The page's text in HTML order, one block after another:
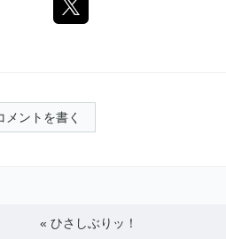
メントを書く
«ひさしぶりッ！